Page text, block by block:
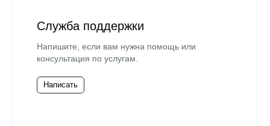
Служба поддержки
Напишите, если вам нужна помощь или
консультация по услугам.
Написать